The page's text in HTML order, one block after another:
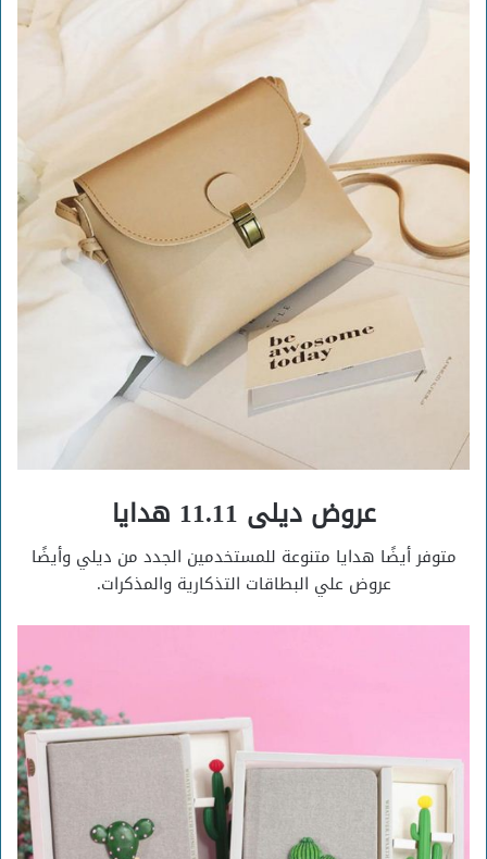
عروض ديلى 11.11 هدايا
متوفر أيضًا هدايا متنوعة للمستخدمين الجدد من ديلي وأيضًا
عروض علي البطاقات التذكارية والمذكرات.